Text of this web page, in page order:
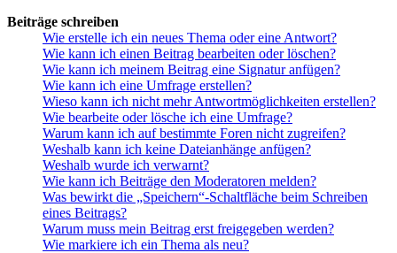
Beiträge schreiben
Wie erstelle ich ein neues Thema oder eine Antwort?
Wie kann ich einen Beitrag bearbeiten oder löschen?
Wie kann ich meinem Beitrag eine Signatur anfügen?
Wie kann ich eine Umfrage erstellen?
Wieso kann ich nicht mehr Antwortmöglichkeiten erstellen?
Wie bearbeite oder lösche ich eine Umfrage?
Warum kann ich auf bestimmte Foren nicht zugreifen?
Weshalb kann ich keine Dateianhänge anfügen?
Weshalb wurde ich verwarnt?
Wie kann ich Beiträge den Moderatoren melden?
Was bewirkt die „Speichern“-Schaltfläche beim Schreiben
eines Beitrags?
Warum muss mein Beitrag erst freigegeben werden?
Wie markiere ich ein Thema als neu?